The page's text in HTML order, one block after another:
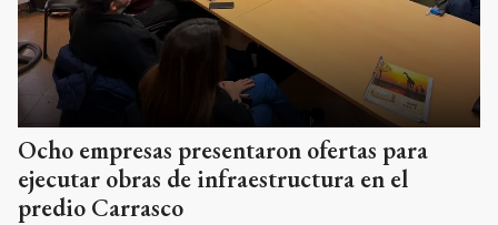
Ocho empresas presentaron ofertas para
ejecutar obras de infraestructura en el
predio Carrasco